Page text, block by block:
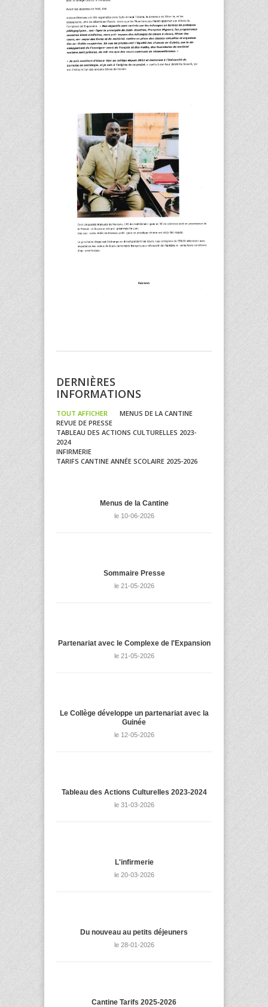
DERNIÈRES
INFORMATIONS
TOUT AFFICHER
MENUS DE LA CANTINE
REVUE DE PRESSE
TABLEAU DES ACTIONS CULTURELLES 2023-
2024
INFIRMERIE
TARIFS CANTINE ANNÉE SCOLAIRE 2025-2026
Menus de la Cantine
le 10-06-2026
Sommaire Presse
le 21-05-2026
Partenariat avec le Complexe de l'Expansion
le 21-05-2026
Le Collège développe un partenariat avec la
Guinée
le 12-05-2026
Tableau des Actions Culturelles 2023-2024
le 31-03-2026
L'infirmerie
le 20-03-2026
Du nouveau au petits déjeuners
le 28-01-2026
Cantine Tarifs 2025-2026